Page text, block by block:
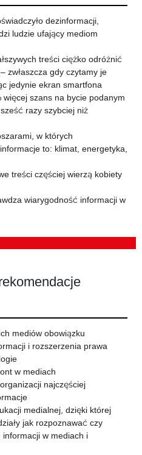
dezinformacji,
ludzie ufający mediom
treści ciężko odróżnić
zwłaszcza gdy czytamy je
jedynie ekran smartfona
szans na bycie podanym
razy szybciej niż
w których
to: klimat, energetyka,
treści częściej wierzą kobiety
wiarygodność informacji w
mediów obowiązku
i rozszerzenia prawa
w mediach
najczęściej
medialnej, dzięki której
jak rozpoznawać czy
w mediach i